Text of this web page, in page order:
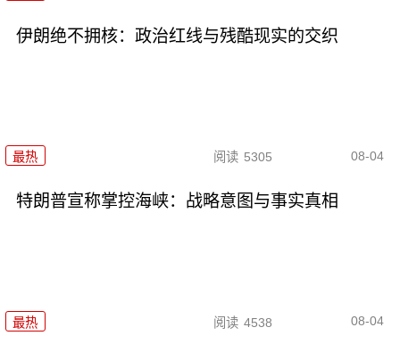
伊朗绝不拥核：政治红线与残酷现实的交织
最热 阅读 5305 08-04
特朗普宣称掌控海峡：战略意图与事实真相
最热 阅读 4538 08-04